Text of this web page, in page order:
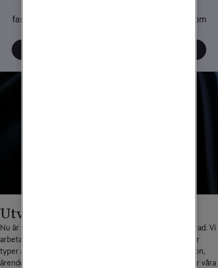
fastighetsägare och föreningar rapportera fel som
Utvecklingen fortsätter
Nu är tredje versionen av Mina fastighetsägarsidor lanserad. Vi
arbetar kontinuerligt med att förbättra sidan, lägga till fler
typer av kunder samt göra det enklare att hitta information,
ärenden, kommunikation och tjänster som är relevanta för våra